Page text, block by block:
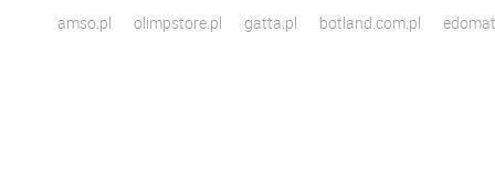
amso.pl
olimpstore.pl gatta.pl botland.com.pl